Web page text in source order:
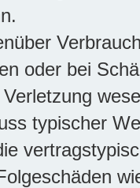
oder bei
typischer